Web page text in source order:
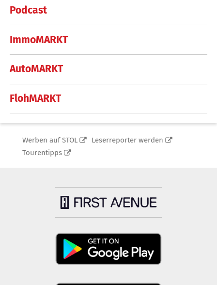
Podcast
ImmoMARKT
AutoMARKT
FlohMARKT
Werben auf STOL
Leserreporter werden
Tourentipps